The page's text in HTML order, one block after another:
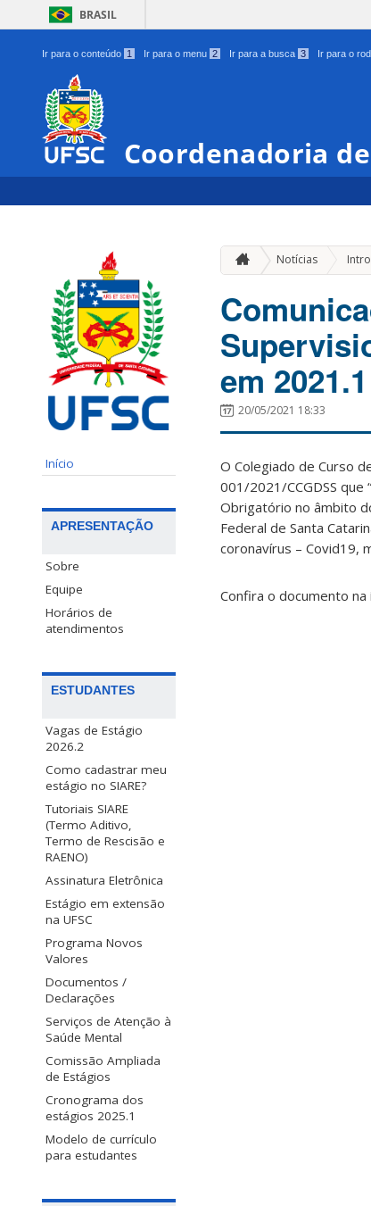
BRASIL
Ir para o conteúdo 1 Ir para o menu 2 Ir para a busca 3 Ir para o
Coordenadoria
Início
APRESENTAÇÃO
Sobre
Equipe
Horários de
atendimentos
ESTUDANTES
Vagas de Estágio
2026.2
Como cadastrar meu
estágio no SIARE?
Tutoriais SIARE
(Termo Aditivo,
Termo de Rescisão e
RAENO)
Assinatura Eletrônica
Estágio em extensão
na UFSC
Programa Novos
Valores
Documentos /
Declarações
Serviços de Atenção à
Saúde Mental
Comissão Ampliada
de Estágios
Cronograma dos
estágios 2025.1
Modelo de currículo
para estudantes
Notícias
em 2021.1
20/05/2021 18:33
O Colegiado de Curso
001/2021/CCGDSS
Obrigatório no âmbito
Federal de Santa
coronavírus – Covid19,
Confira o documento na